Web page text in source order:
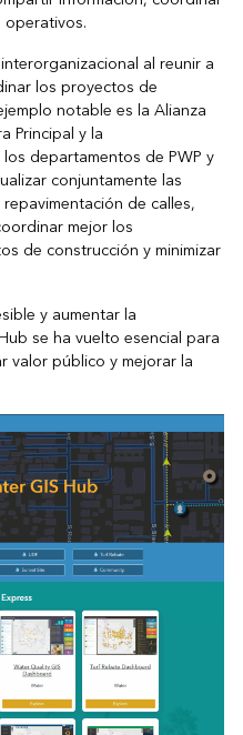
al reunir a
los proyectos de
notable es la Alianza
Principal y la
departamentos de PWP y
conjuntamente las
de calles,
mejor los
de construcción y minimizar
y aumentar la
se ha vuelto esencial para
valor público y mejorar la